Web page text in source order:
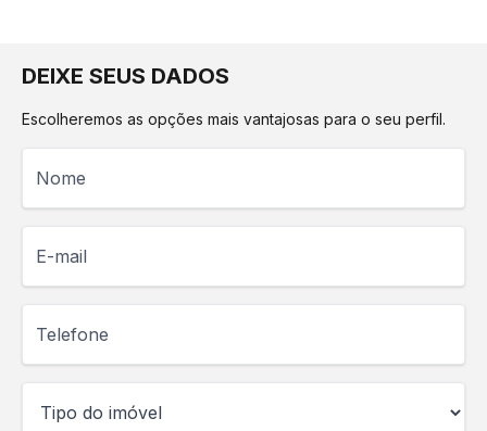
DEIXE SEUS DADOS
Escolheremos as opções mais vantajosas para o seu perfil.